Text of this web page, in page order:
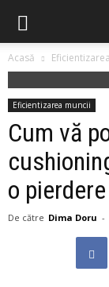
Acasă
Eficientizarea muncii
Cum vă
o
De către Dima Doru -